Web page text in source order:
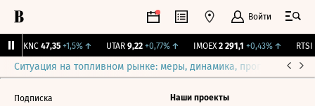
Войти
NKNC 47,35 +1,5%↑ UTAR 9,22 +0,77%↑ IMOEX 2 291,1 +0,43%↑ RTSI
Ситуация на топливном рынке: меры, динамика, прогнозы
Подписка Наши проекты